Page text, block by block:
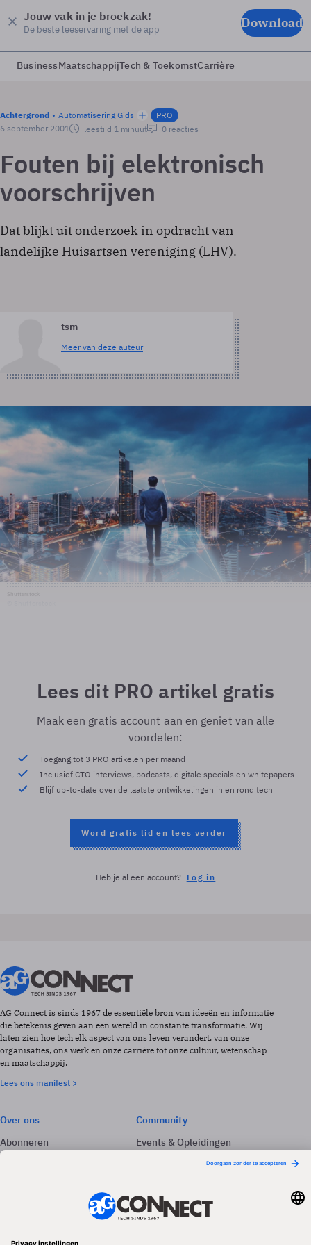
Jouw vak in je broekzak!
De beste leeservaring met de app Download
BusinessMaatschappijTech & ToekomstCarrière
Achtergrond Automatisering Gids
PRO
6 september 2001
leestijd 1 minuut 0 reacties
Fouten bij elektronisch
voorschrijven
Dat blijkt uit onderzoek in opdracht van
landelijke Huisartsen vereniging (LHV).
tsm
Meer van deze auteur
Lees dit PRO artikel gratis
Maak een gratis account aan en geniet van alle
voordelen:
Toegang tot 3 PRO artikelen per maand
Inclusief CTO interviews, podcasts, digitale specials en whitepapers
Blijf up-to-date over de laatste ontwikkelingen in en rond tech
Word gratis lid en lees verder
Heb je al een account? Log in
AG Connect is sinds 1967 de essentiële bron van ideeën en informatie
die betekenis geven aan een wereld in constante transformatie. Wij
laten zien hoe tech elk aspect van ons leven verandert, van onze
organisaties, ons werk en onze carrière tot onze cultuur, wetenschap
en maatschappij.
Lees ons manifest >
Over ons
Abonneren
Adverteren
Community
Events & Opleidingen